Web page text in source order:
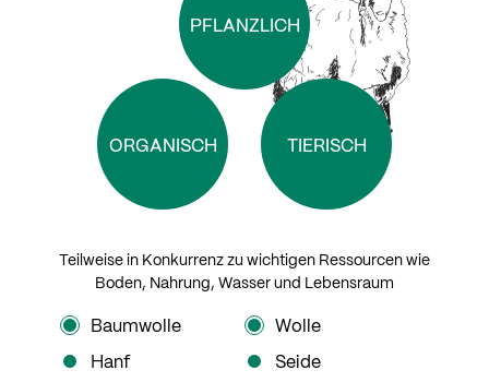
ORGANISCH
PFLANZLICH
TIERISCH
Teilweise in Konkurrenz zu wichtigen Ressourcen wie
Boden, Nahrung, Wasser und Lebensraum
Baumwolle
Wolle
Hanf
Seide